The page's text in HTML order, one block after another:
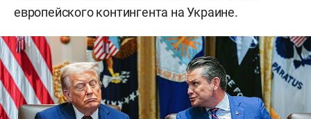
европейского контингента на Украине.